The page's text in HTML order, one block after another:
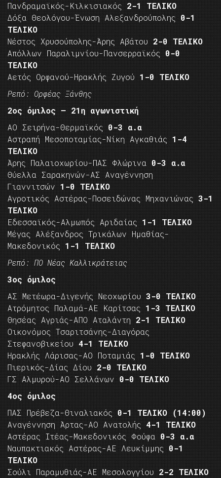
Πανδραμαϊκός-Κιλκισιακός 2-1 ΤΕΛΙΚΟ
Δόξα Θεολόγου-Ένωση Αλεξανδρούπολης 0-1
ΤΕΛΙΚΟ
Νέστος Χρυσούπολης-Άρης Αβάτου 2-0 ΤΕΛΙΚΟ
Απόλλων Παραλιμνίου-Πανσερραϊκός 0-0
ΤΕΛΙΚΟ
Αετός Ορφανού-Ηρακλής Ζυγού 1-0 ΤΕΛΙΚΟ
Ρεπό: Ορφέας Ξάνθης
2ος όμιλος – 21η αγωνιστική
ΑΟ Σειρήνα-Θερμαϊκός 0-3 α.α
Αστραπή Μεσοποταμίας-Νίκη Αγκαθιάς 1-4
ΤΕΛΙΚΟ
Άρης Παλαιοχωρίου-ΠΑΣ Φλώρινα 0-3 α.α
Θύελλα Σαρακηνών-ΑΣ Αναγέννηση
Γιαννιτσών 1-0 ΤΕΛΙΚΟ
Αγροτικός Αστέρας-Ποσειδώνας Μηχανιώνας 3-1
ΤΕΛΙΚΟ
Εδεσσαϊκός-Αλμωπός Αριδαίας 1-1 ΤΕΛΙΚΟ
Μέγας Αλέξανδρος Τρικάλων Ημαθίας-
Μακεδονικός 1-1 ΤΕΛΙΚΟ
Ρεπό: ΠΟ Νέας Καλλικράτειας
3ος όμιλος
ΑΣ Μετέωρα-Διγενής Νεοχωρίου 3-0 ΤΕΛΙΚΟ
Ατρόμητος Παλαμά-ΑΕ Καρίτσας 1-3 ΤΕΛΙΚΟ
Θησέας Αγριάς-ΑΠΟ Αταλάντη 2-1 ΤΕΛΙΚΟ
Οικονόμος Τσαριτσάνης-Διαγόρας
Στεφανοβικείου 4-1 ΤΕΛΙΚΟ
Ηρακλής Λάρισας-ΑΟ Ποταμιάς 1-0 ΤΕΛΙΚΟ
Πιερικός-Δίας Δίου 2-0 ΤΕΛΙΚΟ
ΓΣ Αλμυρού-ΑΟ Σελλάνων 0-0 ΤΕΛΙΚΟ
4ος όμιλος
ΠΑΣ Πρέβεζα-Θιναλιακός 0-1 ΤΕΛΙΚΟ
(14:00)
Αναγέννηση Άρτας-ΑΟ Ανατολής 4-1 ΤΕΛΙΚΟ
Αστέρας Ιτέας-Μακεδονικός Φούφα 0-3 α.α
Ναυπακτιακός Αστέρας-ΑΕ Λευκίμμης 0-1
ΤΕΛΙΚΟ
Σούλι Παραμυθιάς-ΑΕ Μεσολογγίου 2-2 ΤΕΛΙΚΟ